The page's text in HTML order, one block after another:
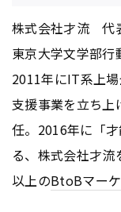
株式会社才流 代
東京大学文学部行
2011年にIT系上場
支援事業を立ち上
任。2016年に「
る、株式会社才
以上のBtoBマー